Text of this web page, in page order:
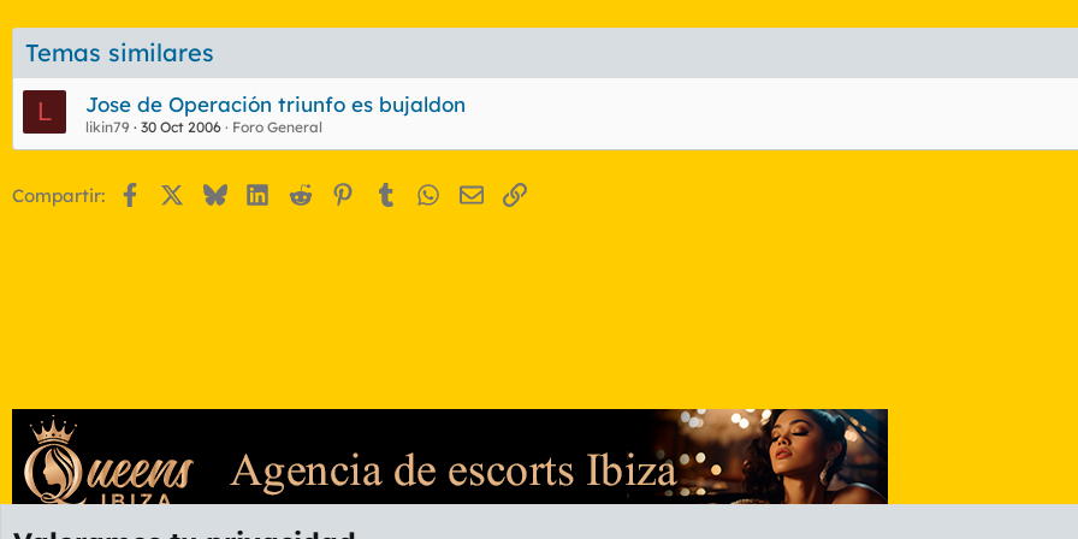
Temas similares
L
Jose de Operación triunfo es bujaldon
likin79 30 Oct 2006 Foro General
Compartir: FacebookBlueskyLinkedIn
Reddit Pinterest
Tumblr WhatsApp
EmailEnlace